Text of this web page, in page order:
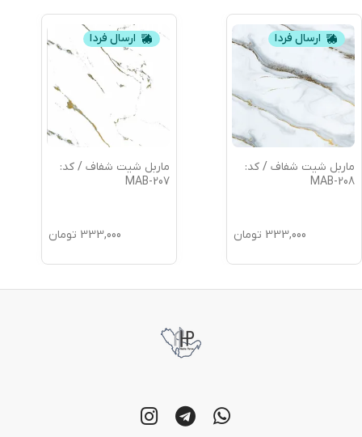
ارسال فردا
ماربل شیت شفاف / کد:
MAB-208
333,000 تومان
ارسال فردا
ماربل شیت شفاف / کد:
MAB-207
333,000 تومان